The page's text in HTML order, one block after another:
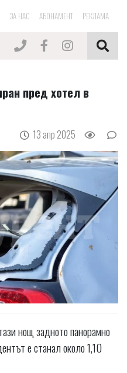
ЗА НАС АБОНАМЕНТ РЕКЛАМА
пред хотел в
13 апр 2025
нощ задното панорамно
е станал около 1,10